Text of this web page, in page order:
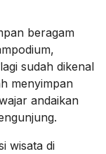
beragam
sudah dikenal
menyimpan
andaikan
wisata di